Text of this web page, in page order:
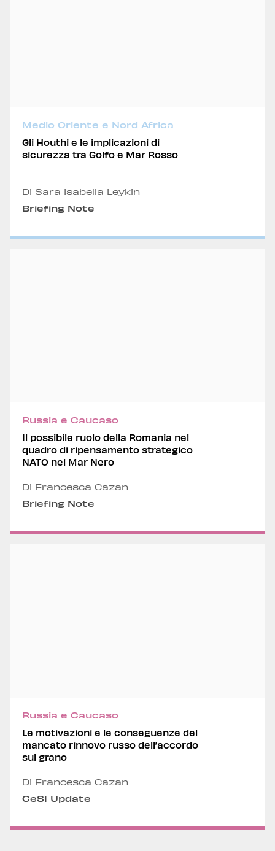
Medio Oriente e Nord Africa
Gli Houthi e le implicazioni di
sicurezza tra Golfo e Mar Rosso
Di Sara Isabella Leykin
Briefing Note
Russia e Caucaso
Il possibile ruolo della Romania nel
quadro di ripensamento strategico
NATO nel Mar Nero
Di Francesca Cazan
Briefing Note
Russia e Caucaso
Le motivazioni e le conseguenze del
mancato rinnovo russo dell’accordo
sul grano
Di Francesca Cazan
CeSI Update